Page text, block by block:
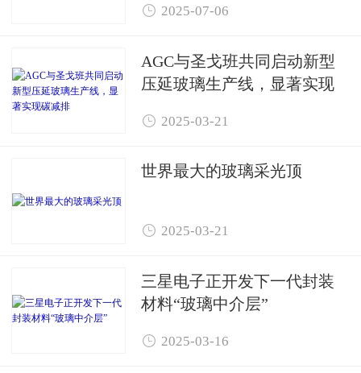
 2025-07-06
AGC与圣戈班共同启动新型
压延玻璃生产线，显著实现
 2025-03-21
世界最大的玻璃采光顶
 2025-03-21
三星电子正开发下一代封装
材料“玻璃中介层”
 2025-03-16